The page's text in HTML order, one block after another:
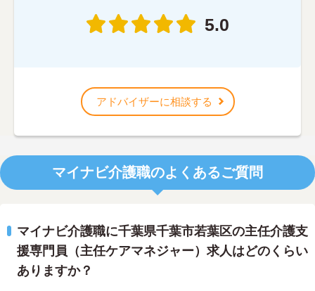
5.0
アドバイザーに相談する
マイナビ介護職のよくあるご質問
マイナビ介護職に千葉県千葉市若葉区の主任介護支
援専門員（主任ケアマネジャー）求人はどのくらい
ありますか？